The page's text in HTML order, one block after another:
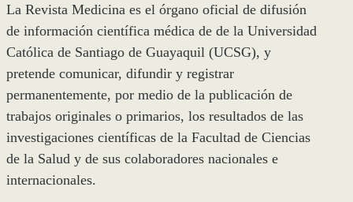
La Revista Medicina es el órgano oficial de difusión
de información científica médica de de la Universidad
Católica de Santiago de Guayaquil (UCSG), y
pretende comunicar, difundir y registrar
permanentemente, por medio de la publicación de
trabajos originales o primarios, los resultados de las
investigaciones cientí­ficas de la Facultad de Ciencias
de la Salud y de sus colaboradores nacionales e
internacionales.